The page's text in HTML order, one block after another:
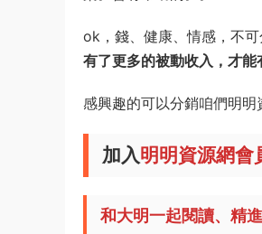
ok，錢、健康、情感，不可
有了更多的被動收入，才能
感興趣的可以分銷咱們明明
加入明明資源網會
和大明一起閱讀、精